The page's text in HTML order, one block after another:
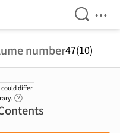
Open
number47(10)
differ